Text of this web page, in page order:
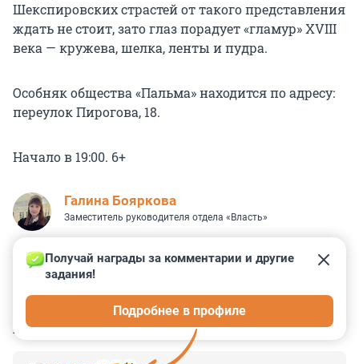
Шекспировских страстей от такого представления
ждать не стоит, зато глаз порадует «гламур» XVIII
века — кружева, шелка, ленты и пудра.
Особняк общества «Пальма» находится по адресу:
переулок Пирогова, 18.
Начало в 19:00. 6+
Галина Бояркова
Заместитель руководителя отдела «Власть»
КОММЕНТАРИИ 1
Получай награды за комментарии и другие
задания!
Подробнее в профиле